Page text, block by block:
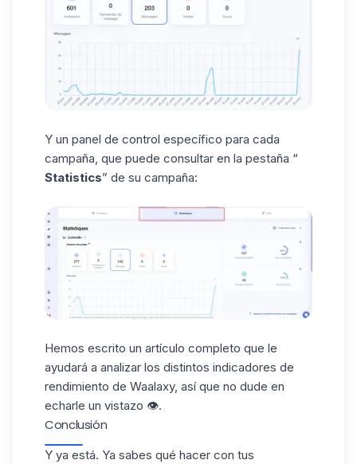
Y un panel de control específico para cada
campaña, que puede consultar en la pestaña “
Statistics” de su campaña:
Hemos escrito un artículo completo que le
ayudará a analizar los distintos indicadores de
rendimiento de Waalaxy, así que no dude en
echarle un vistazo 👁️.
Conclusión
Y ya está. Ya sabes qué hacer con tus